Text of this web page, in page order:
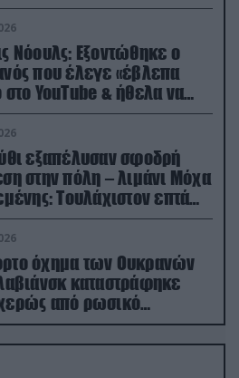
Νόουλς: Εξοντώθηκε ο
που έλεγε «έβλεπα
στο YouTube & ήθελα να
τους Ρώσους» (βίντεο)
εξαπέλυσαν σφοδρή
στην πόλη – λιμάνι Μόχα
Toυλάχιστον επτά
(βίντεο)
όχημα των Ουκρανών
καταστράφηκε
από ρωσικό
μέσα στην πόλη!